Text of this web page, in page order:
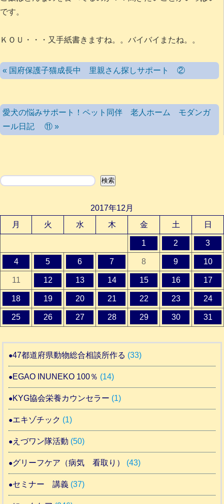
です。
ＫＯＵ・・・又手紙書きますね。。バイバイまたね。。
« 国府保護子猫成長中 里親さん探しサポート ②
愛犬の悩みサポート！ペット同伴 老人ホーム モダンガ
ール日記 ⑪ »
検索 検索
2017年12月
月
火 水 木 金 土 日
1 2 3
4 5 6 7 8 9 10
11 12 13 14 15 16 17
18 19 20 21 22 23 24
25 26 27 28 29 30 31
47都道府県動物総合相談所作る (33)
EGAO INUNEKO 100％ (14)
KYG協会栄養カウンセラー (1)
エキゾチック (1)
えづワン隊活動 (50)
グリーフケア（病気 看取り） (43)
セミナー 講義 (37)